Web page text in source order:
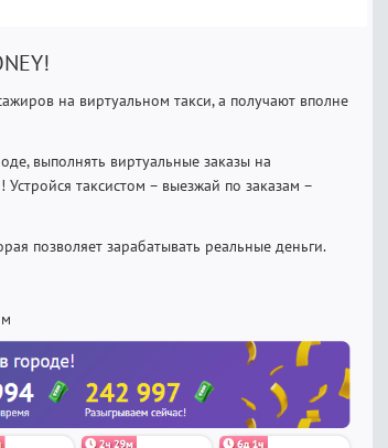
на виртуальном такси, а получают вполне
выполнять виртуальные заказы на
таксистом – выезжай по заказам –
позволяет зарабатывать реальные деньги.